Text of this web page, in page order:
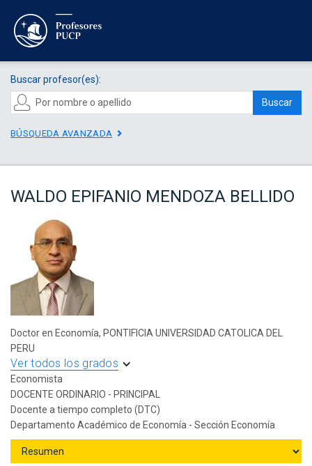
Buscar profesor(es):
Buscar
BÚSQUEDA AVANZADA
WALDO EPIFANIO MENDOZA BELLIDO
Doctor en Economía, PONTIFICIA UNIVERSIDAD CATOLICA DEL
PERU
Ver todos los grados
Economista
DOCENTE ORDINARIO - PRINCIPAL
Docente a tiempo completo (DTC)
Departamento Académico de Economía - Sección Economía